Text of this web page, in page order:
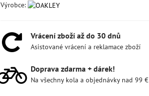
Výrobce:
Vrácení zboží až do 30 dnů
Asistované vrácení a reklamace zboží
Doprava zdarma + dárek!
Na všechny kola a objednávky nad 99 €